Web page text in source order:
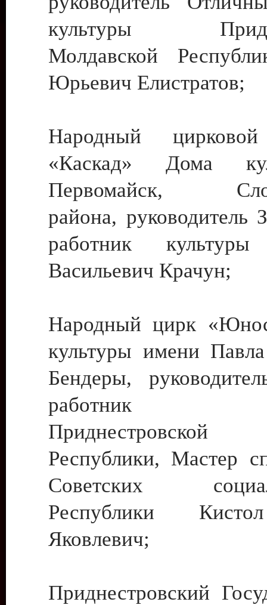
культуры
Молдавской
Юрьевич Елистратов;
Народный цирковой
«Каскад» Дома
Первомайск,
района, руководитель
работник культуры
Васильевич Крачун;
Народный цирк
культуры имени
Бендеры,
работник
Приднестровской
Республики, Мастер
Советских
Республики
Яковлевич;
Приднестровский